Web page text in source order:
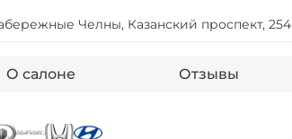
Челны, Казанский проспект, 254
О салоне Отзывы